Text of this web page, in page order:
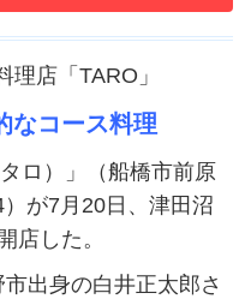
店「TARO」
なコース料理
ロ）」（船橋市前原
が7月20日、津田沼
店した。
出身の白井正太郎さ